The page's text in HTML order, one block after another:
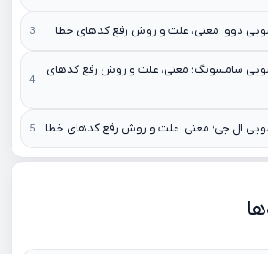
دوو، معنی، علت و روش رفع کدهای خطا
سامسونگ؛ معنی، علت و روش رفع کدهای
ال جی؛ معنی، علت و روش رفع کدهای خطا